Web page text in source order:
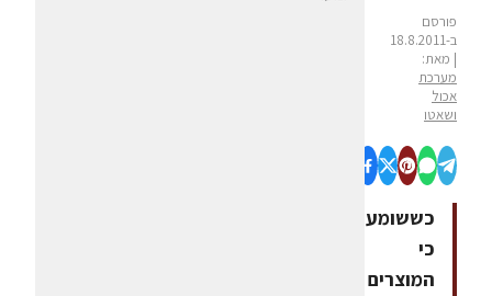
פורסם
ב-18.8.2011
| מאת:
מערכת
אכול
ושאטו
כששומעים
כי
המוצרים